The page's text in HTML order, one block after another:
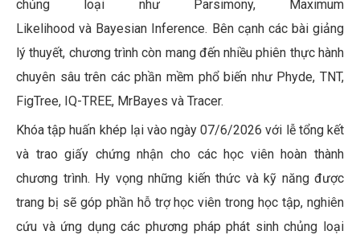
chủng loại như Parsimony, Maximum
Likelihood và Bayesian Inference. Bên cạnh các bài giảng
lý thuyết, chương trình còn mang đến nhiều phiên thực hành
chuyên sâu trên các phần mềm phổ biến như Phyde, TNT,
FigTree, IQ-TREE, MrBayes và Tracer.
Khóa tập huấn khép lại vào ngày 07/6/2026 với lễ tổng kết
và trao giấy chứng nhận cho các học viên hoàn thành
chương trình. Hy vọng những kiến thức và kỹ năng được
trang bị sẽ góp phần hỗ trợ học viên trong học tập, nghiên
cứu và ứng dụng các phương pháp phát sinh chủng loại